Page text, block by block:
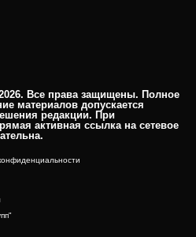
Все права защищены. Полное
материалов допускается
редакции. При
активная ссылка на сетевое